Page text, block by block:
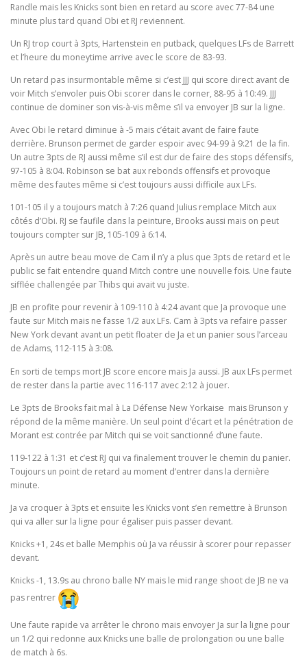
Randle mais les Knicks sont bien en retard au score avec 77-84 une
minute plus tard quand Obi et RJ reviennent.
Un RJ trop court à 3pts, Hartenstein en putback, quelques LFs de Barrett
et l’heure du moneytime arrive avec le score de 83-93.
Un retard pas insurmontable même si c’est JJJ qui score direct avant de
voir Mitch s’envoler puis Obi scorer dans le corner, 88-95 à 10:49. JJJ
continue de dominer son vis-à-vis même s’il va envoyer JB sur la ligne.
Avec Obi le retard diminue à -5 mais c’était avant de faire faute
derrière. Brunson permet de garder espoir avec 94-99 à 9:21 de la fin.
Un autre 3pts de RJ aussi même s’il est dur de faire des stops défensifs,
97-105 à 8:04. Robinson se bat aux rebonds offensifs et provoque
même des fautes même si c’est toujours aussi difficile aux LFs.
101-105 il y a toujours match à 7:26 quand Julius remplace Mitch aux
côtés d’Obi. RJ se faufile dans la peinture, Brooks aussi mais on peut
toujours compter sur JB, 105-109 à 6:14.
Après un autre beau move de Cam il n’y a plus que 3pts de retard et le
public se fait entendre quand Mitch contre une nouvelle fois. Une faute
sifflée challengée par Thibs qui avait vu juste.
JB en profite pour revenir à 109-110 à 4:24 avant que Ja provoque une
faute sur Mitch mais ne fasse 1/2 aux LFs. Cam à 3pts va refaire passer
New York devant avant un petit floater de Ja et un panier sous l’arceau
de Adams, 112-115 à 3:08.
En sorti de temps mort JB score encore mais Ja aussi. JB aux LFs permet
de rester dans la partie avec 116-117 avec 2:12 à jouer.
Le 3pts de Brooks fait mal à La Défense New Yorkaise mais Brunson y
répond de la même manière. Un seul point d’écart et la pénétration de
Morant est contrée par Mitch qui se voit sanctionné d’une faute.
119-122 à 1:31 et c’est RJ qui va finalement trouver le chemin du panier.
Toujours un point de retard au moment d’entrer dans la dernière
minute.
Ja va croquer à 3pts et ensuite les Knicks vont s’en remettre à Brunson
qui va aller sur la ligne pour égaliser puis passer devant.
Knicks +1, 24s et balle Memphis où Ja va réussir à scorer pour repasser
devant.
Knicks -1, 13.9s au chrono balle NY mais le mid range shoot de JB ne va
pas rentrer
Une faute rapide va arrêter le chrono mais envoyer Ja sur la ligne pour
un 1/2 qui redonne aux Knicks une balle de prolongation ou une balle
de match à 6s.